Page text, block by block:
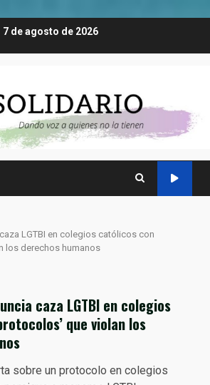
7 de agosto de 2026
LGTBI en colegios católicos con
los derechos humanos
caza LGTBI en colegios
que violan los
sobre un protocolo en colegios